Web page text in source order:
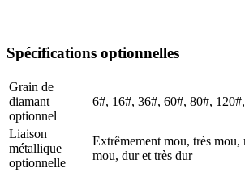
Spécifications optionnelles
Grain de
diamant
optionnel
6#, 16#, 36#, 60#, 80#,
Liaison
métallique
optionnelle
Extrêmement mou, très mou,
mou, dur et très dur